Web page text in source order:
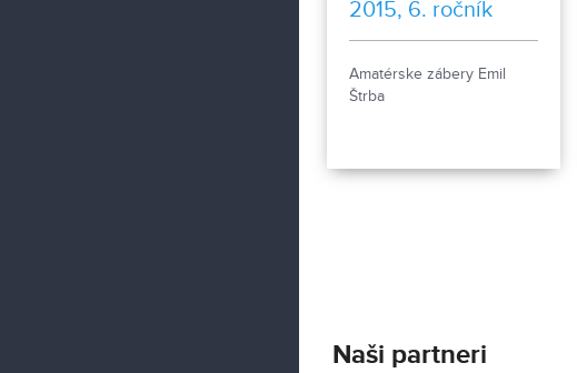
2015, 6. ročník
Amatérske zábery Emil
Štrba
Naši partneri